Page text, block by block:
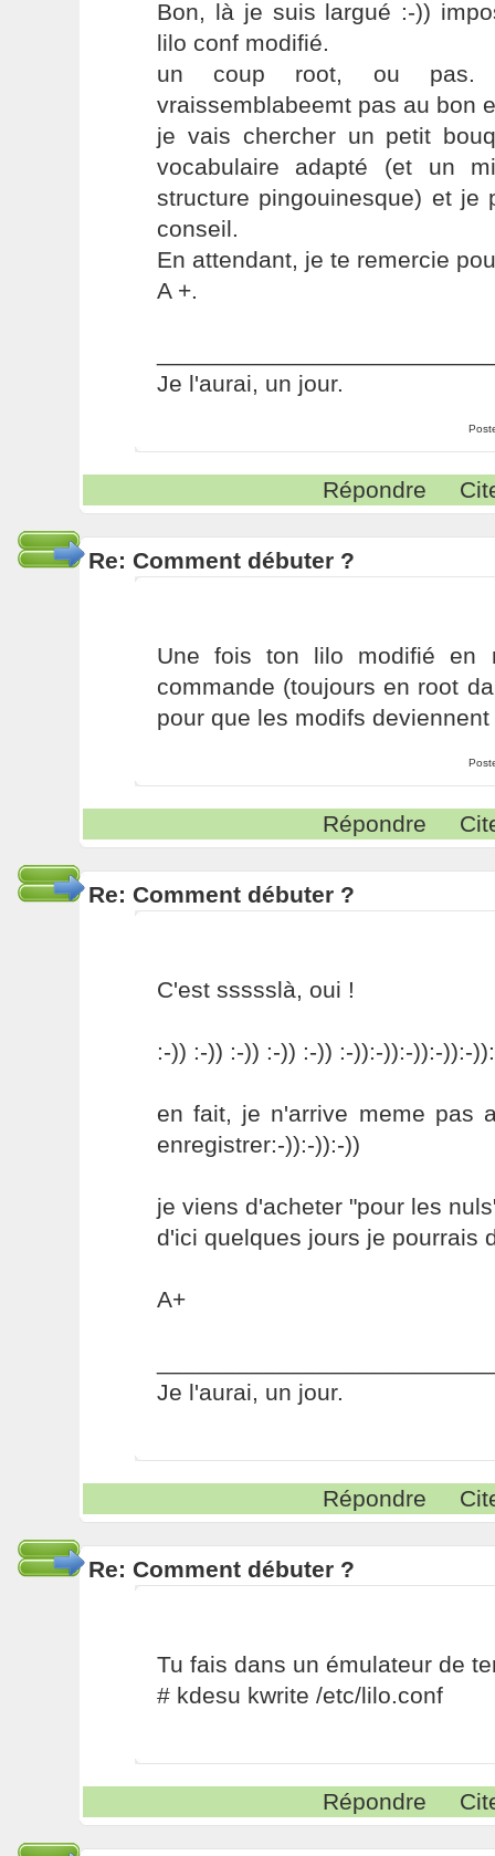
Bon, là je suis largué :-))
lilo conf modifié.
un coup root, ou
vraissemblabeemt pas au bon
je vais chercher un petit
vocabulaire adapté (et un
structure pingouinesque) et je
conseil.
En attendant, je te remercie
A +.
Je l'aurai, un jour.
Répondre
Re: Comment débuter ?
Une fois ton lilo modifié en
commande (toujours en root
pour que les modifs
Répondre
Re: Comment débuter ?
C'est ssssslà, oui !
:-)) :-)) :-)) :-)) :-)) :-)):-)):-)):-)):-
en fait, je n'arrive meme pas
enregistrer:-)):-)):-))
je viens d'acheter "pour les
d'ici quelques jours je pourrais
A+
Je l'aurai, un jour.
Répondre
Re: Comment débuter ?
Tu fais dans un émulateur de
# kdesu kwrite /etc/lilo.conf
Répondre